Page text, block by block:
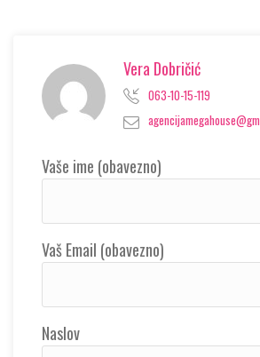
Vera Dobričić
063-10-15-119
Vaše ime (obavezno)
Vaš Email (obavezno)
Naslov